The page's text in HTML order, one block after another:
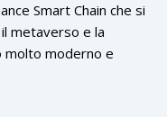
Smart Chain che si
metaverso e la
molto moderno e